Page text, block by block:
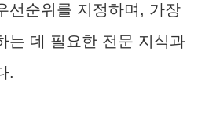
선순위를 지정하며, 가장
는 데 필요한 전문 지식과
.